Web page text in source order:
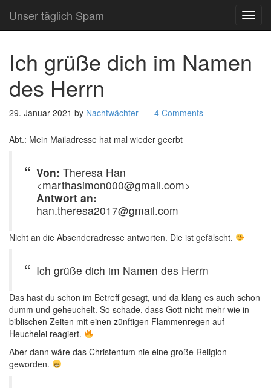
Unser täglich Spam
Ich grüße dich im Namen
des Herrn
29. Januar 2021 by Nachtwächter 4 Comments
Abt.: Mein Mailadresse hat mal wieder geerbt
Von: Theresa Han
<marthasimon000@gmail.com>
Antwort an:
han.theresa2017@gmail.com
Nicht an die Absenderadresse antworten. Die ist gefälscht.
Ich grüße dich im Namen des Herrn
Das hast du schon im Betreff gesagt, und da klang es auch schon
dumm und geheuchelt. So schade, dass Gott nicht mehr wie in
biblischen Zeiten mit einen zünftigen Flammenregen auf
Heuchelei reagiert.
Aber dann wäre das Christentum nie eine große Religion
geworden.